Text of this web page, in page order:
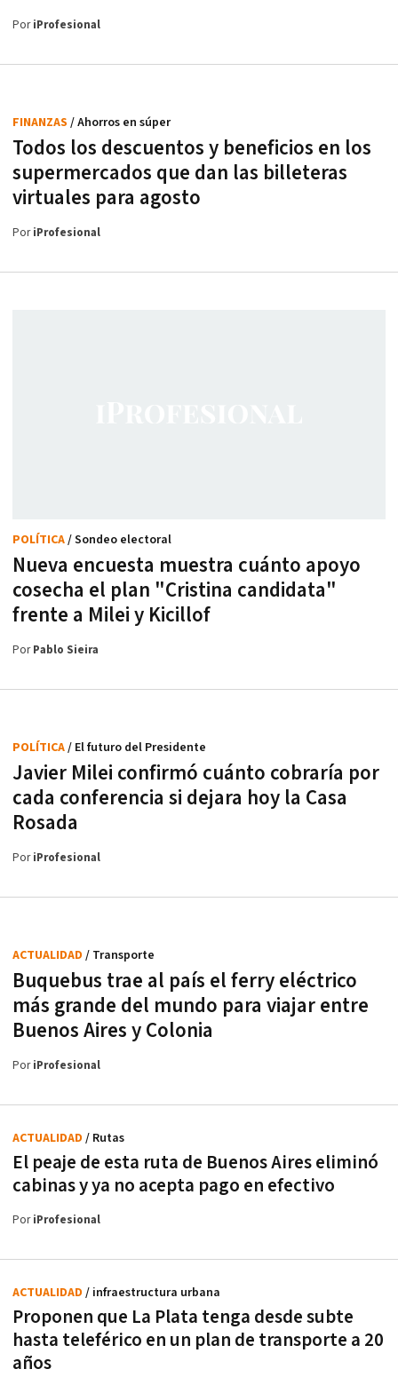
PoriProfesional
Todos los descuentos y beneficios en los
supermercados que dan las billeteras
virtuales para agosto
FINANZAS / Ahorros en súper
PoriProfesional
Nueva encuesta muestra cuánto apoyo
cosecha el plan "Cristina candidata"
frente a Milei y Kicillof
POLÍTICA/ Sondeo electoral
PorPablo Sieira
Javier Milei confirmó cuánto cobraría por
cada conferencia si dejara hoy la Casa
Rosada
POLÍTICA/ El futuro del Presidente
PoriProfesional
Buquebus trae al país el ferry eléctrico
más grande del mundo para viajar entre
Buenos Aires y Colonia
ACTUALIDAD / Transporte
PoriProfesional
El peaje de esta ruta de Buenos Aires eliminó
cabinas y ya no acepta pago en efectivo
ACTUALIDAD / Rutas
PoriProfesional
Proponen que La Plata tenga desde subte
hasta teleférico en un plan de transporte a 20
años
ACTUALIDAD / infraestructura urbana